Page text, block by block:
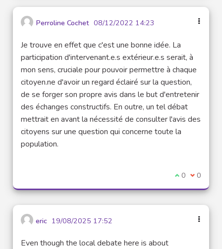
Perroline Cochet 08/12/2022 14:23
Je trouve en effet que c'est une bonne idée. La
participation d'intervenant.e.s extérieur.e.s serait, à
mon sens, cruciale pour pouvoir permettre à chaque
citoyen.ne d'avoir un regard éclairé sur la question,
de se forger son propre avis dans le but d'entretenir
des échanges constructifs. En outre, un tel débat
mettrait en avant la nécessité de consulter l'avis des
citoyens sur une question qui concerne toute la
population.
I agree with
0 I 0
eric 19/08/2025 17:52
Even though the local debate here is about